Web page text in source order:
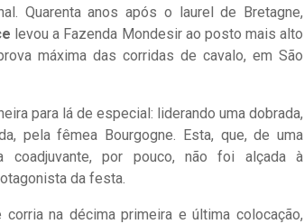
Quarenta anos após o laurel de Bretagne,
levou a Fazenda Mondesir ao posto mais alto
máxima das corridas de cavalo, em São
para lá de especial: liderando uma dobrada,
pela fêmea Bourgogne. Esta, que, de uma
coadjuvante, por pouco, não foi alçada à
da festa.
na décima primeira e última colocação,